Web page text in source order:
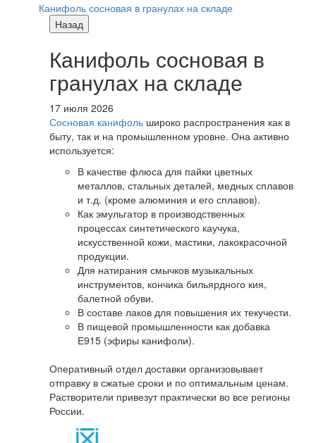
Канифоль сосновая в гранулах на складе
Назад
Канифоль сосновая в
гранулах на складе
17 июля 2026
Сосновая канифоль широко распространения как в
быту, так и на промышленном уровне. Она активно
используется:
В качестве флюса для пайки цветных
металлов, стальных деталей, медных сплавов
и т.д. (кроме алюминия и его сплавов).
Как эмульгатор в производственных
процессах синтетического каучука,
искусственной кожи, мастики, лакокрасочной
продукции.
Для натирания смычков музыкальных
инструментов, кончика бильярдного кия,
балетной обуви.
В составе лаков для повышения их текучести.
В пищевой промышленности как добавка
Е915 (эфиры канифоли).
Оперативный отдел доставки организовывает
отправку в сжатые сроки и по оптимальным ценам.
Растворители привезут практически во все регионы
России.